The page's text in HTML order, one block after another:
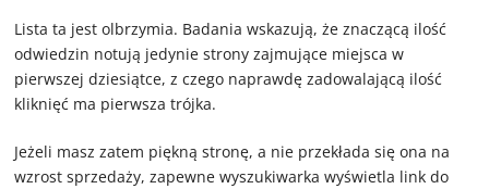
Lista ta jest olbrzymia. Badania wskazują, że znaczącą ilość
odwiedzin notują jedynie strony zajmujące miejsca w
pierwszej dziesiątce, z czego naprawdę zadowalającą ilość
kliknięć ma pierwsza trójka.
Jeżeli masz zatem piękną stronę, a nie przekłada się ona na
wzrost sprzedaży, zapewne wyszukiwarka wyświetla link do